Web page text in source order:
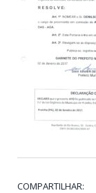
COMPARTILHAR: